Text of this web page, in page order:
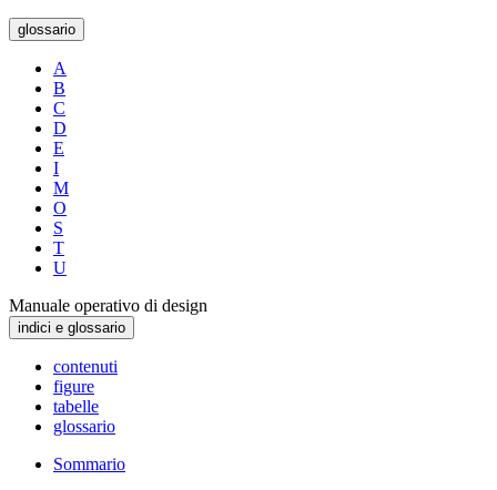
glossario
A
B
C
D
E
I
M
O
S
T
U
Manuale operativo di design
indici e glossario
contenuti
figure
tabelle
glossario
Sommario